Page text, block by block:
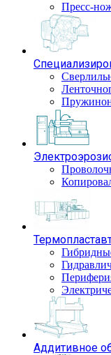
Пресс-
Аддитивное